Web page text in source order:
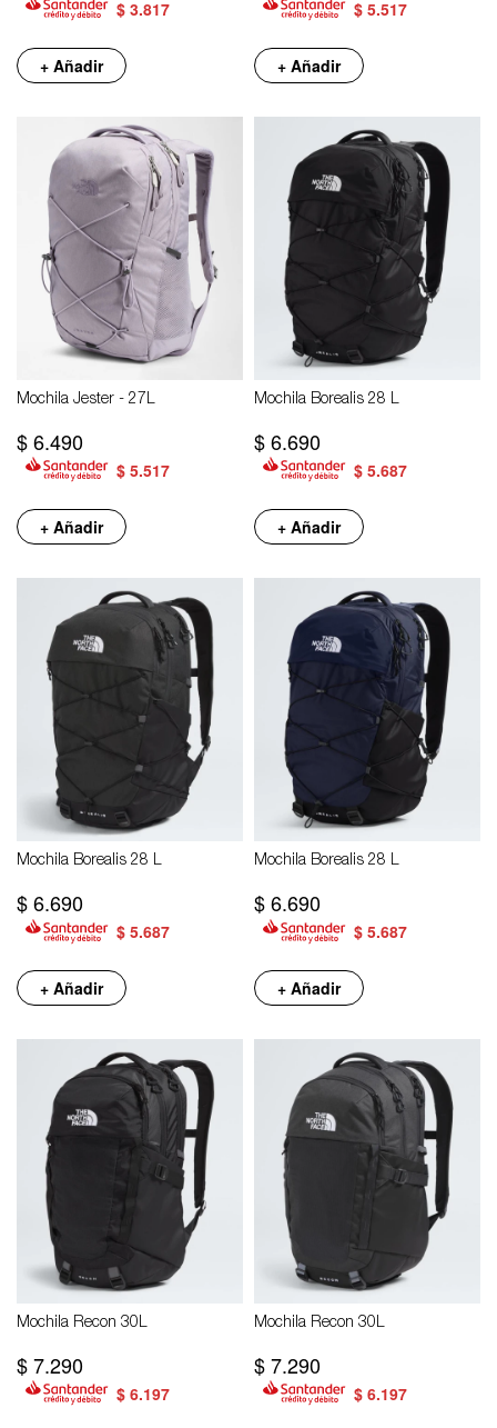
$ 3.817
+ Añadir
$ 5.517
+ Añadir
Mochila Jester - 27L
$6.490
$ 5.517
+ Añadir
Mochila Borealis 28 L
$6.690
$ 5.687
+ Añadir
Mochila Borealis 28 L
$6.690
$ 5.687
+ Añadir
Mochila Borealis 28 L
$6.690
$ 5.687
+ Añadir
Mochila Recon 30L
$7.290
$ 6.197
Mochila Recon 30L
$7.290
$ 6.197